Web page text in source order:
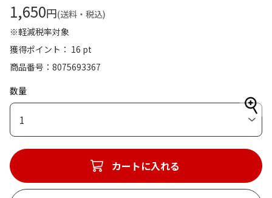
1,650円(送料・税込)
※軽減税率対象
獲得ポイント： 16 pt
商品番号
8075693367
数量
1
カートに入れる